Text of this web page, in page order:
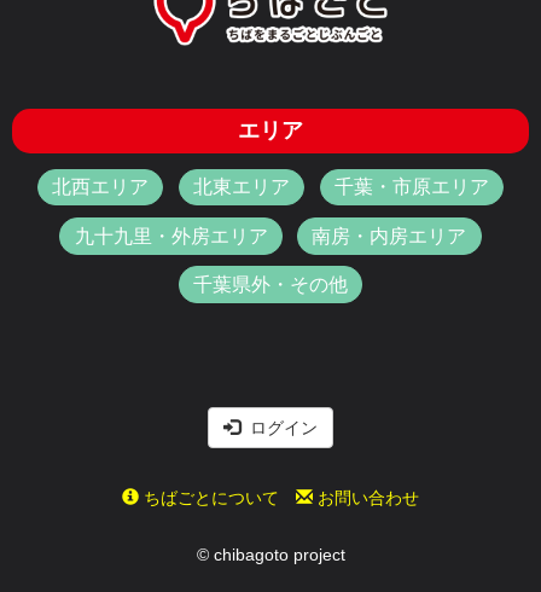
エリア
北西エリア 北東エリア 千葉・市原エリア
九十九里・外房エリア 南房・内房エリア
千葉県外・その他
ログイン
ちばごとについて お問い合わせ
© chibagoto project